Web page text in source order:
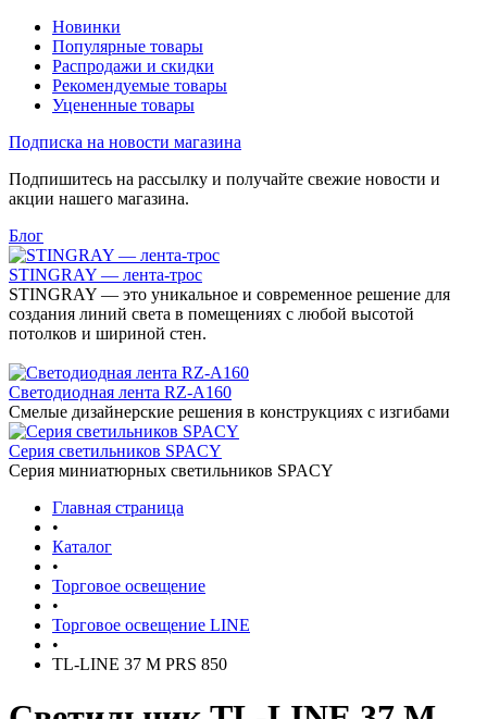
Новинки
Популярные товары
Распродажи и скидки
Рекомендуемые товары
Уцененные товары
Подписка на новости магазина
Подпишитесь на рассылку и получайте свежие новости и
акции нашего магазина.
Блог
STINGRAY — лента-трос
STINGRAY — это уникальное и современное решение для
создания линий света в помещениях с любой высотой
потолков и шириной стен.
Светодиодная лента RZ-A160
Смелые дизайнерские решения в конструкциях с изгибами
Серия светильников SPACY
Серия миниатюрных светильников SPACY
Главная страница
•
Каталог
•
Торговое освещение
•
Торговое освещение LINE
•
TL-LINE 37 M PRS 850